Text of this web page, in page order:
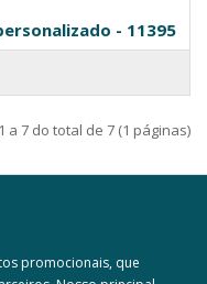
- 11395
a 7 do total de 7 (1 páginas)
promocionais, que